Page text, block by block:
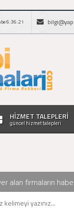
6:36:21
HİZMET TALEPLERİ
güncel hizmet talepleri
alan firmaların